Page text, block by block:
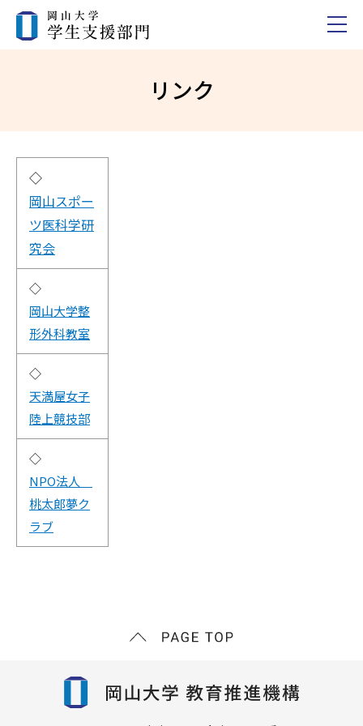
リンク
◇
岡山スポー
ツ医科学研
究会
◇
岡山大学整
形外科教室
◇
天満屋女子
陸上競技部
◇
NPO法人
桃太郎夢ク
ラブ